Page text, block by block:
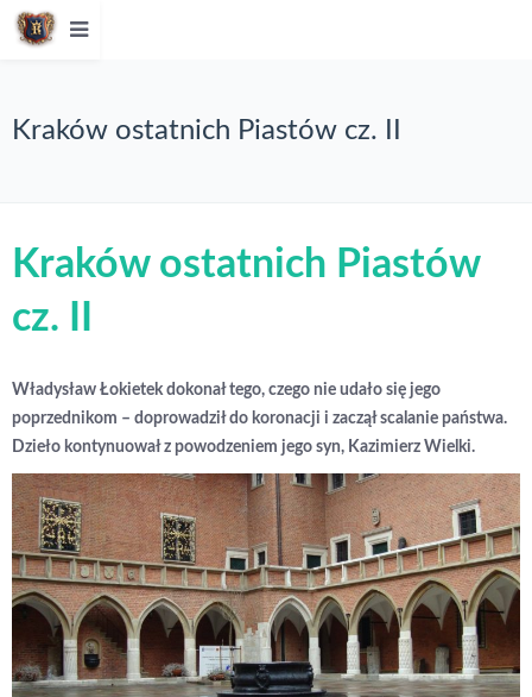
Kraków ostatnich Piastów cz. II
Kraków ostatnich Piastów
cz. II
Władysław Łokietek dokonał tego, czego nie udało się jego
poprzednikom – doprowadził do koronacji i zaczął scalanie państwa.
Dzieło kontynuował z powodzeniem jego syn, Kazimierz Wielki.